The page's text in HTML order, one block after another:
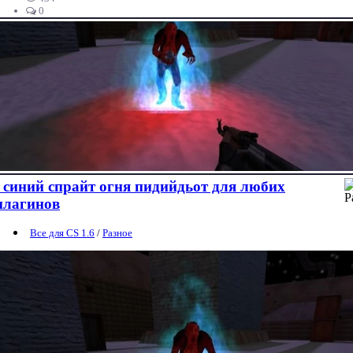
0
синий спрайт огня пидийдьот для любих
Все для CS 1.6 / Разное